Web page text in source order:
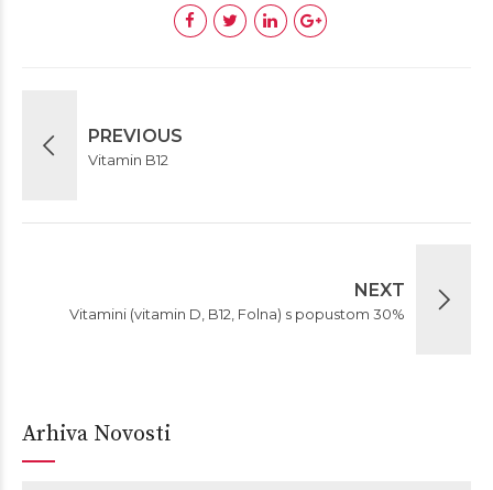
PREVIOUS
Vitamin B12
NEXT
Vitamini (vitamin D, B12, Folna) s popustom 30%
Arhiva Novosti